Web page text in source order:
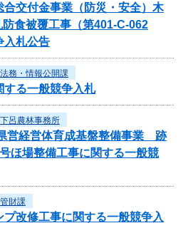
交付金事業（防災・安全）木
食被覆工事（第401-C-062
入札公告
法務・情報公開課
する一般競争入札
下呂農林事務所
営経営体育成基盤整備事業 跡
ほ場整備工事に関する一般競
管財課
改修工事に関する一般競争入